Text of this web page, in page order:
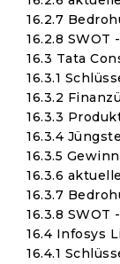
16.2.7
16.2.8 SWOT
16.3 Tata
16.3.1
16.3.2
16.3.3
16.3.4
16.3.5
16.3.6
16.3.7
16.3.8 SWOT
16.4 Infosys
16.4.1